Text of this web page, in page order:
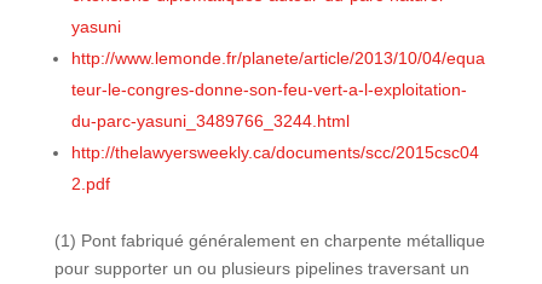
yasuni
http://www.lemonde.fr/planete/article/2013/10/04/equa
teur-le-congres-donne-son-feu-vert-a-l-exploitation-
du-parc-yasuni_3489766_3244.html
http://thelawyersweekly.ca/documents/scc/2015csc04
2.pdf
(1) Pont fabriqué généralement en charpente métallique
pour supporter un ou plusieurs pipelines traversant un